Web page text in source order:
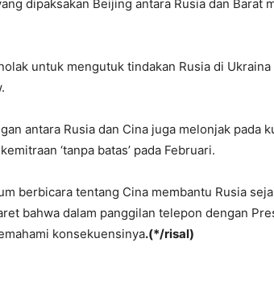
dipaksakan Beijing antara Rusia dan Barat
untuk mengutuk tindakan Rusia di
antara Rusia dan Cina juga melonjak pada
‘tanpa batas’ pada Februari.
berbicara tentang Cina membantu Rusia
bahwa dalam panggilan telepon dengan
konsekuensinya.(*/risal)